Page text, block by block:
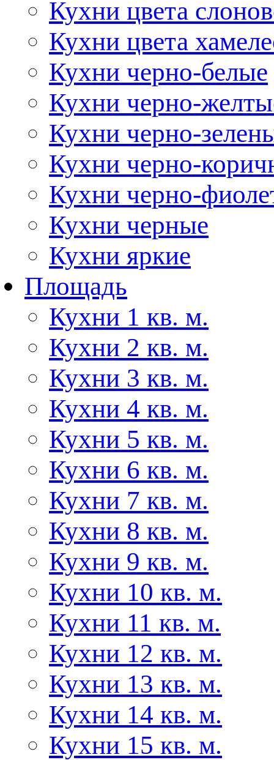
Кухни цвета
Кухни цвета
Кухни черно-белые
Кухни черно-
Кухни черно-
Кухни черно-
Кухни черно-
Кухни черные
Кухни яркие
Площадь
Кухни 1 кв. м.
Кухни 2 кв. м.
Кухни 3 кв. м.
Кухни 4 кв. м.
Кухни 5 кв. м.
Кухни 6 кв. м.
Кухни 7 кв. м.
Кухни 8 кв. м.
Кухни 9 кв. м.
Кухни 10 кв. м.
Кухни 11 кв. м.
Кухни 12 кв. м.
Кухни 13 кв. м.
Кухни 14 кв. м.
Кухни 15 кв. м.